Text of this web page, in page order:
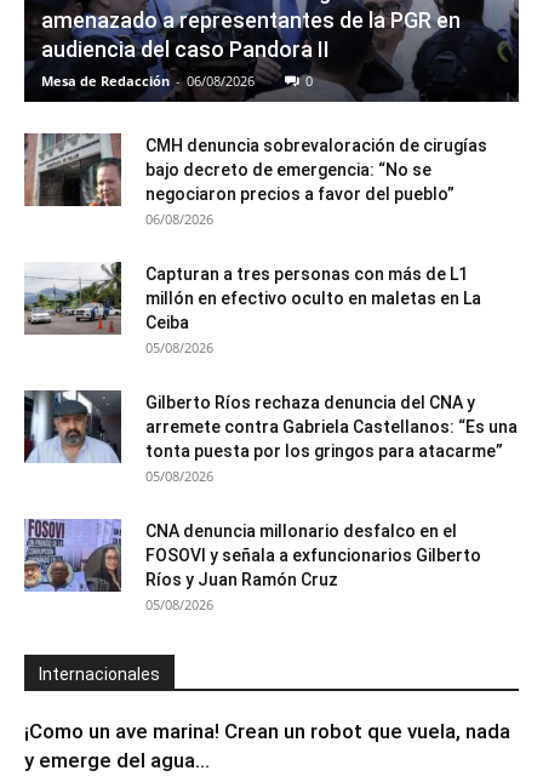
amenazado a representantes de la PGR en
audiencia del caso Pandora II
Mesa de Redacción - 06/08/2026 0
CMH denuncia sobrevaloración de cirugías
bajo decreto de emergencia: “No se
negociaron precios a favor del pueblo”
06/08/2026
Capturan a tres personas con más de L1
millón en efectivo oculto en maletas en La
Ceiba
05/08/2026
Gilberto Ríos rechaza denuncia del CNA y
arremete contra Gabriela Castellanos: “Es una
tonta puesta por los gringos para atacarme”
05/08/2026
CNA denuncia millonario desfalco en el
FOSOVI y señala a exfuncionarios Gilberto
Ríos y Juan Ramón Cruz
05/08/2026
Internacionales
¡Como un ave marina! Crean un robot que vuela, nada
y emerge del agua...